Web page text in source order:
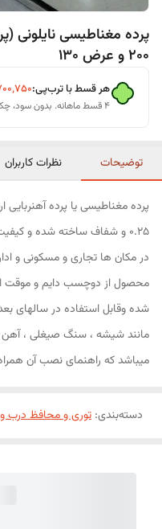
پرده مغناطیسی نایلونی
200 و عرض 130
هر قسط با ترب‌پی:
۴ قسط ماهانه. بدون سود، چک و ضامن.
توضیحات نظرات کاربران
0.25 و شفاف ساخته شده و
در مکان ها تجاری و مسکونی و
محصول از دوچسب دایم و موقت
شده وقابل استفاده در سالهای
مانند شیشه ، سنگ صیغلی ،
میباشد که راهنمای نصب آن
دسته‌بندی: توری و محافظ درب